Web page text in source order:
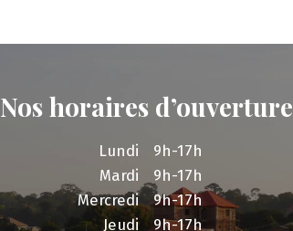
Nos horaires d’ouverture
Lundi
Mardi
Mercredi
Jeudi
9h-17h
9h-17h
9h-17h
9h-17h